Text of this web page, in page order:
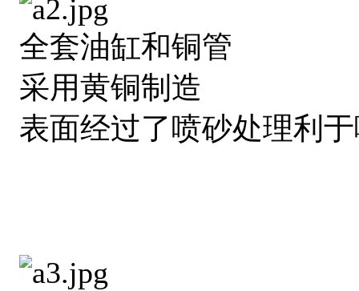
全套油缸和铜管
采用黄铜制造
表面经过了喷砂处理利